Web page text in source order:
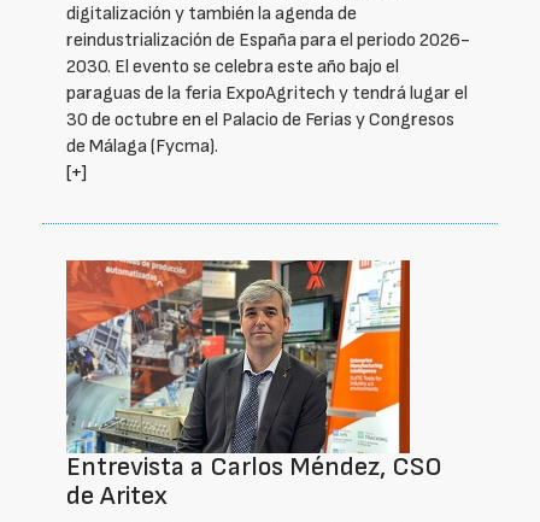
digitalización y también la agenda de
reindustrialización de España para el periodo 2026-
2030. El evento se celebra este año bajo el
paraguas de la feria ExpoAgritech y tendrá lugar el
30 de octubre en el Palacio de Ferias y Congresos
de Málaga (Fycma).
[+]
Entrevista a Carlos Méndez, CSO
de Aritex